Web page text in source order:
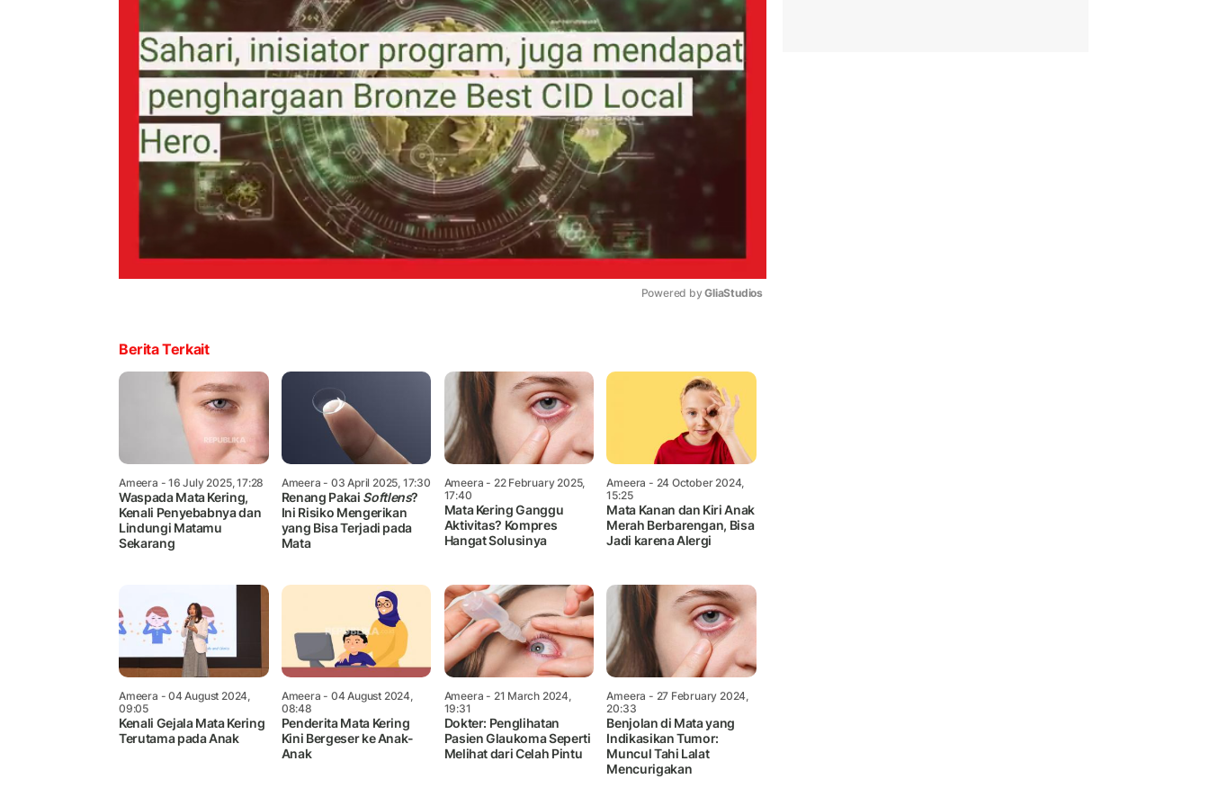
Powered by GliaStudios
Berita Terkait
Ameera - 16 July 2025, 17:28
Waspada Mata Kering,
Kenali Penyebabnya dan
Lindungi Matamu
Sekarang
Ameera - 03 April 2025, 17:30
Renang Pakai Softlens?
Ini Risiko Mengerikan
yang Bisa Terjadi pada
Mata
Ameera - 22 February 2025,
17:40
Mata Kering Ganggu
Aktivitas? Kompres
Hangat Solusinya
Ameera - 24 October 2024,
15:25
Mata Kanan dan Kiri Anak
Merah Berbarengan, Bisa
Jadi karena Alergi
Ameera - 04 August 2024,
09:05
Kenali Gejala Mata Kering
Terutama pada Anak
Ameera - 04 August 2024,
08:48
Penderita Mata Kering
Kini Bergeser ke Anak-
Anak
Ameera - 21 March 2024,
19:31
Dokter: Penglihatan
Pasien Glaukoma Seperti
Melihat dari Celah Pintu
Ameera - 27 February 2024,
20:33
Benjolan di Mata yang
Indikasikan Tumor:
Muncul Tahi Lalat
Mencurigakan